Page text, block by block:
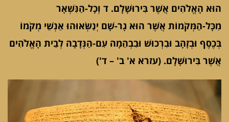
הוּא הָאֱלֹהִים אֲשֶׁר בִּירוּשָׁלִָם. ד וְכָל-הַנִּשְׁאָר
מִכָּל-הַמְּקֹמוֹת אֲשֶׁר הוּא גָר-שָׁם יְנַשְּׂאוּהוּ אַנְשֵׁי מְקֹמוֹ
בְּכֶסֶף וּבְזָהָב וּבִרְכוּשׁ וּבִבְהֵמָה עִם-הַנְּדָבָה לְבֵית הָאֱלֹהִים
אֲשֶׁר בִּירוּשָׁלִָם. (עזרא א' ב' – ד')